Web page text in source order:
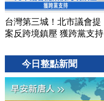
台灣第三城！北市議會提
案反跨境鎮壓 獲跨黨支持
今日整點新聞